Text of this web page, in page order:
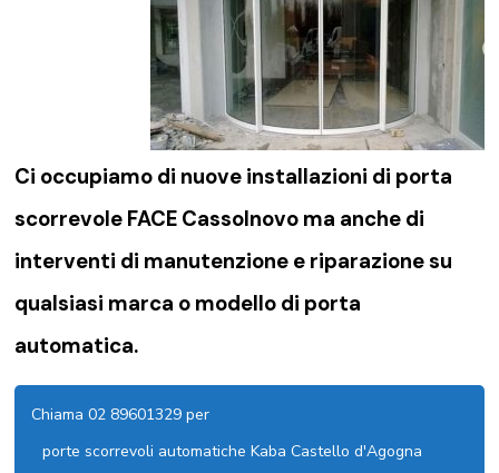
Ci occupiamo di nuove installazioni di porta
scorrevole FACE Cassolnovo ma anche di
interventi di manutenzione e riparazione su
qualsiasi marca o modello di porta
automatica.
Chiama 02 89601329 per
porte scorrevoli automatiche Kaba Castello d'Agogna